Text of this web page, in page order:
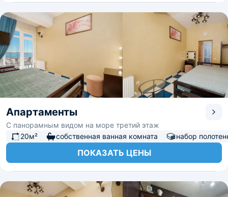
Апартаменты
С панорамным видом на море третий этаж
20м²
собственная ванная комната набор
ПОКАЗАТЬ ЦЕНЫ